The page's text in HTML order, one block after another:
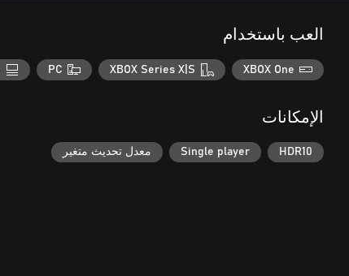
العب باستخدام
XBOX One
XBOX Series X|S
PC
الإمكانات
HDR10
Single player معدل تحديث متغير